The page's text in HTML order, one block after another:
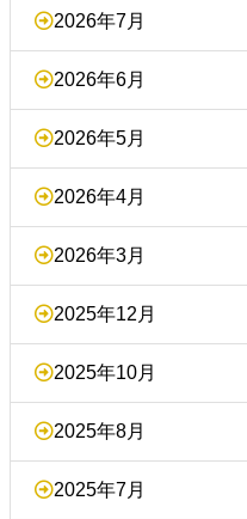
2026年7月
2026年6月
2026年5月
2026年4月
2026年3月
2025年12月
2025年10月
2025年8月
2025年7月